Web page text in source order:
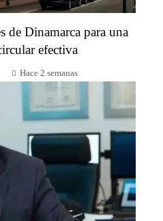
de Dinamarca para una
efectiva
Hace 2 semanas